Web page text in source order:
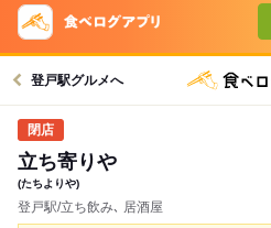
登戸駅グルメへ
立ち寄りや
(たちよりや)
登戸駅/立ち飲み､ 居酒屋